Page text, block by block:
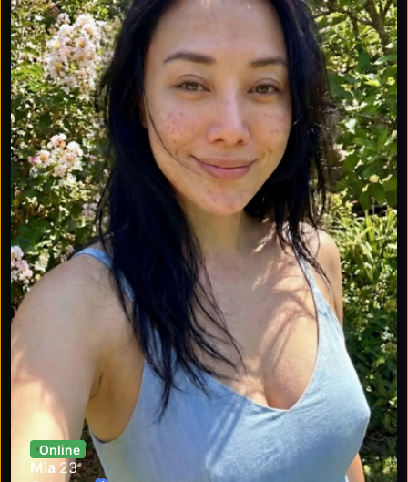
conversazione. Non limitarti a mettere un like… dì
qualcosa di interessante 😉
Online
Mia 23